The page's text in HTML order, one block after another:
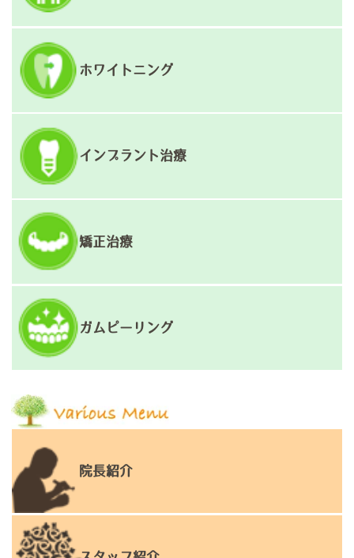
ホワイトニング
インプラント治療
矯正治療
ガムピーリング
院長紹介